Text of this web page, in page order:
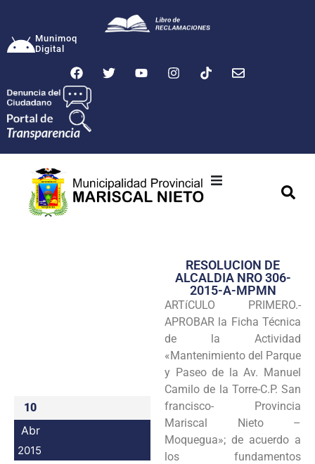
Munimoq
Digital
Transparencia
Seguridad
Programas
Intranet
10
Abr
2015
RESOLUCION DE
ALCALDIA NRO 306-
2015-A-MPMN
ARTíCULO PRIMERO.-
APROBAR la Ficha Técnica
de la Actividad
«Mantenimiento del Parque
y Paseo de la Av. Manuel
Camilo de la Torre-C.P. San
francisco- Provincia
Mariscal Nieto –
Moquegua»; de acuerdo a
los fundamentos